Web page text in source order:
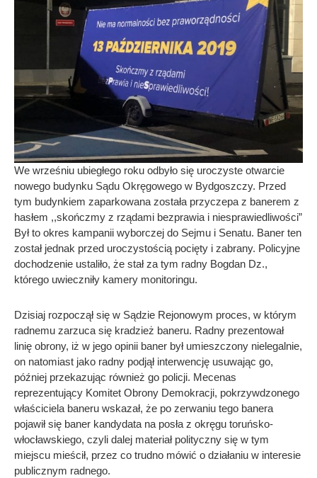
We wrześniu ubiegłego roku odbyło się uroczyste otwarcie
nowego budynku Sądu Okręgowego w Bydgoszczy. Przed
tym budynkiem zaparkowana została przyczepa z banerem z
hasłem ,,skończmy z rządami bezprawia i niesprawiedliwości”
Był to okres kampanii wyborczej do Sejmu i Senatu. Baner ten
został jednak przed uroczystością pocięty i zabrany. Policyjne
dochodzenie ustaliło, że stał za tym radny Bogdan Dz.,
którego uwieczniły kamery monitoringu.
Dzisiaj rozpoczął się w Sądzie Rejonowym proces, w którym
radnemu zarzuca się kradzież baneru. Radny prezentował
linię obrony, iż w jego opinii baner był umieszczony nielegalnie,
on natomiast jako radny podjął interwencję usuwając go,
później przekazując również go policji. Mecenas
reprezentujący Komitet Obrony Demokracji, pokrzywdzonego
właściciela baneru wskazał, że po zerwaniu tego banera
pojawił się baner kandydata na posła z okręgu toruńsko-
włocławskiego, czyli dalej materiał polityczny się w tym
miejscu mieścił, przez co trudno mówić o działaniu w interesie
publicznym radnego.